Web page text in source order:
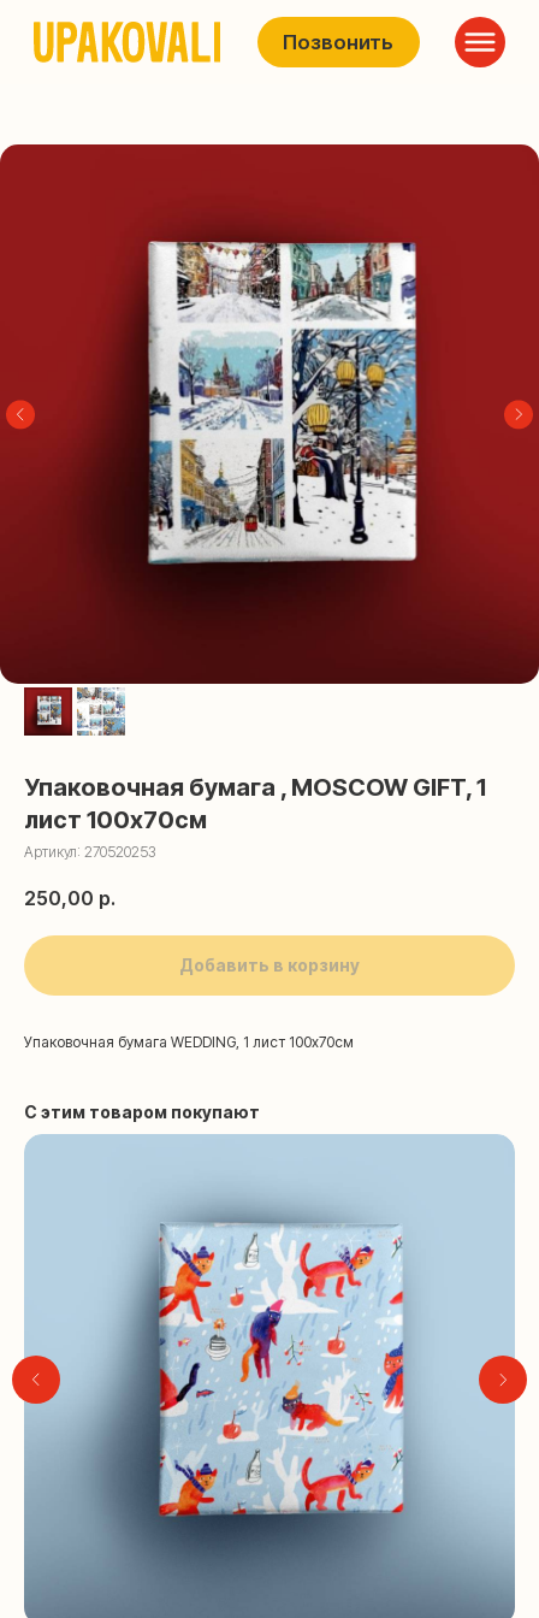
Позвонить
Упаковочная бумага , MOSCOW GIFT, 1
лист 100х70см
Артикул: 270520253
250,00 р.
Добавить в корзину
Упаковочная бумага WEDDING, 1 лист 100х70см
С этим товаром покупают